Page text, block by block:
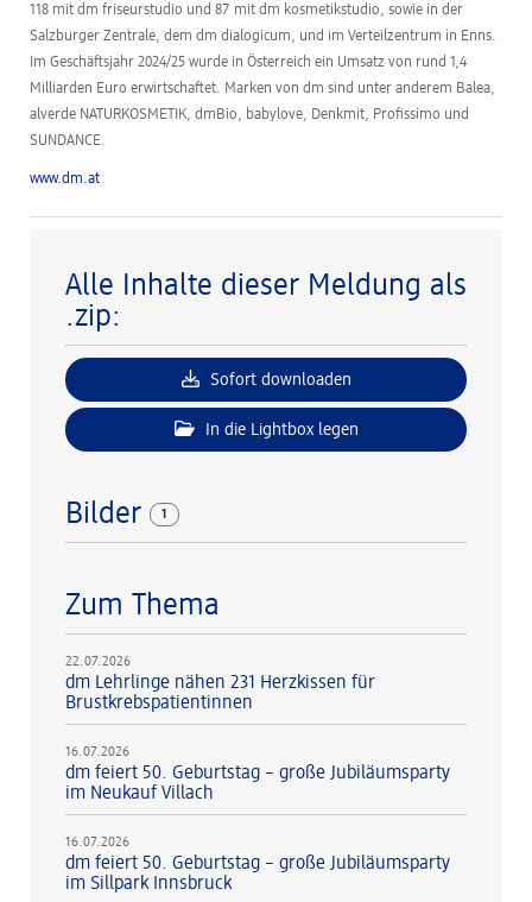
118 mit dm friseurstudio und 87 mit dm kosmetikstudio, sowie in der
Salzburger Zentrale, dem dm dialogicum, und im Verteilzentrum in Enns.
Im Geschäftsjahr 2024/25 wurde in Österreich ein Umsatz von rund 1,4
Milliarden Euro erwirtschaftet. Marken von dm sind unter anderem Balea,
alverde NATURKOSMETIK, dmBio, babylove, Denkmit, Profissimo und
SUNDANCE.
www.dm.at
Alle Inhalte dieser Meldung als
.zip:
Sofort downloaden
In die Lightbox legen
Bilder 1
Zum Thema
22.07.2026
dm Lehrlinge nähen 231 Herzkissen für
Brustkrebspatientinnen
16.07.2026
dm feiert 50. Geburtstag – große Jubiläumsparty
im Neukauf Villach
16.07.2026
dm feiert 50. Geburtstag – große Jubiläumsparty
im Sillpark Innsbruck